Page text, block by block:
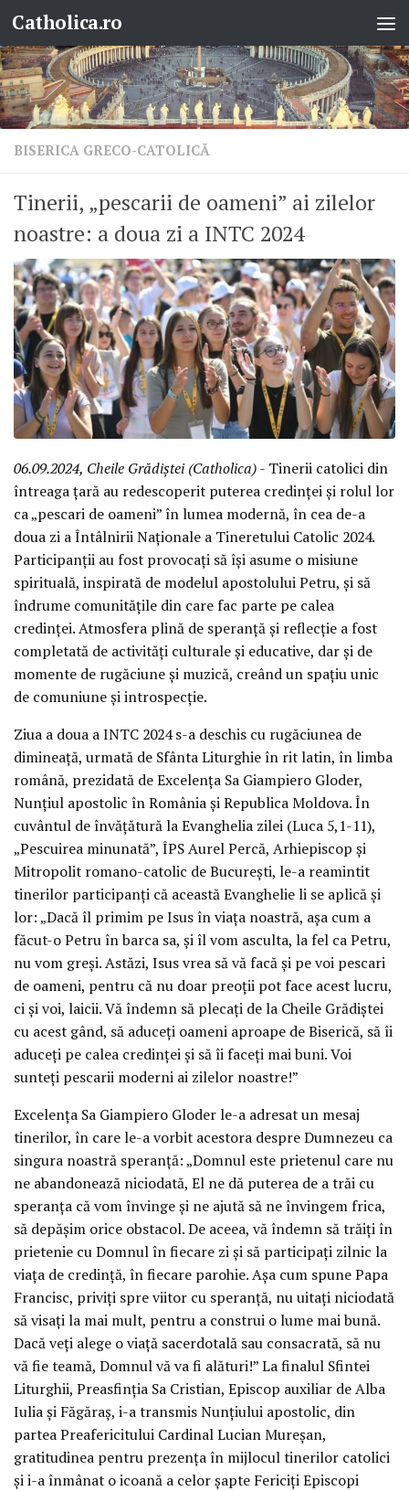
Skip to content
Catholica.ro
BISERICA GRECO-CATOLICĂ
Tinerii, „pescarii de oameni” ai zilelor
noastre: a doua zi a INTC 2024
06.09.2024, Cheile Grădiștei (Catholica)- Tinerii catolici din
întreaga țară au redescoperit puterea credinței și rolul lor
ca „pescari de oameni” în lumea modernă, în cea de-a
doua zi a Întâlnirii Naționale a Tineretului Catolic 2024.
Participanții au fost provocați să își asume o misiune
spirituală, inspirată de modelul apostolului Petru, și să
îndrume comunitățile din care fac parte pe calea
credinței. Atmosfera plină de speranță și reflecție a fost
completată de activități culturale și educative, dar și de
momente de rugăciune și muzică, creând un spațiu unic
de comuniune și introspecție.
Ziua a doua a INTC 2024 s-a deschis cu rugăciunea de
dimineață, urmată de Sfânta Liturghie în rit latin, în limba
română, prezidată de Excelența Sa Giampiero Gloder,
Nunțiul apostolic în România și Republica Moldova. În
cuvântul de învățătură la Evanghelia zilei (Luca 5,1-11),
„Pescuirea minunată”, ÎPS Aurel Percă, Arhiepiscop și
Mitropolit romano-catolic de București, le-a reamintit
tinerilor participanți că această Evanghelie li se aplică și
lor: „Dacă îl primim pe Isus în viața noastră, așa cum a
făcut-o Petru în barca sa, și îl vom asculta, la fel ca Petru,
nu vom greși. Astăzi, Isus vrea să vă facă și pe voi pescari
de oameni, pentru că nu doar preoții pot face acest lucru,
ci și voi, laicii. Vă îndemn să plecați de la Cheile Grădiștei
cu acest gând, să aduceți oameni aproape de Biserică, să îi
aduceți pe calea credinței și să îi faceți mai buni. Voi
sunteți pescarii moderni ai zilelor noastre!”
Excelența Sa Giampiero Gloder le-a adresat un mesaj
tinerilor, în care le-a vorbit acestora despre Dumnezeu ca
singura noastră speranță: „Domnul este prietenul care nu
ne abandonează niciodată, El ne dă puterea de a trăi cu
speranța că vom învinge și ne ajută să ne învingem frica,
să depășim orice obstacol. De aceea, vă îndemn să trăiți în
prietenie cu Domnul în fiecare zi și să participați zilnic la
viața de credință, în fiecare parohie. Așa cum spune Papa
Francisc, priviți spre viitor cu speranță, nu uitați niciodată
să visați la mai mult, pentru a construi o lume mai bună.
Dacă veți alege o viață sacerdotală sau consacrată, să nu
vă fie teamă, Domnul vă va fi alături!” La finalul Sfintei
Liturghii, Preasfinția Sa Cristian, Episcop auxiliar de Alba
Iulia și Făgăraș, i-a transmis Nunțiului apostolic, din
partea Preafericitului Cardinal Lucian Mureșan,
gratitudinea pentru prezența în mijlocul tinerilor catolici
și i-a înmânat o icoană a celor șapte Fericiți Episcopi